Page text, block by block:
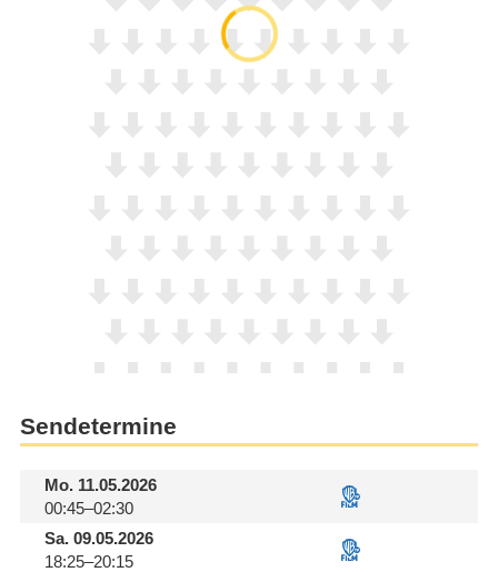
Sendetermine
Mo.11.05.2026
00:45–02:30
Sa.09.05.2026
18:25–20:15